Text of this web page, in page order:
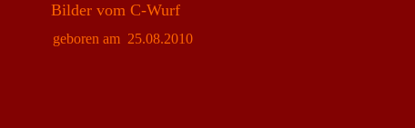
Bilder vom C-Wurf
geboren am 25.08.2010